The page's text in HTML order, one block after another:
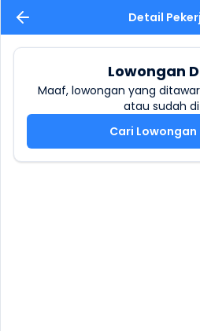
Detail
Lowongan
Maaf, lowongan yang
atau sudah
Cari Lowongan